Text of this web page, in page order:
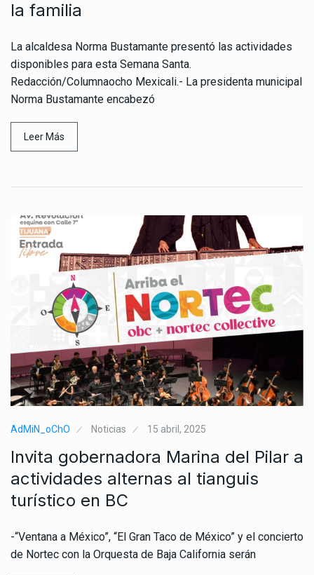
la familia
La alcaldesa Norma Bustamante presentó las actividades
disponibles para esta Semana Santa.
Redacción/Columnaocho Mexicali.- La presidenta municipal
Norma Bustamante encabezó
Leer Más
AdMiN_oChO Noticias 15 abril, 2025
Invita gobernadora Marina del Pilar a
actividades alternas al tianguis
turístico en BC
-“Ventana a México”, “El Gran Taco de México” y el concierto
de Nortec con la Orquesta de Baja California serán